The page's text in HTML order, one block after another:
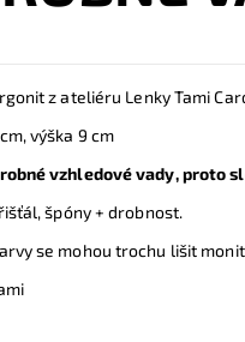
z ateliéru Lenky Tami
výška 9 cm
vzhledové vady, proto
špóny + drobnost.
se mohou trochu lišit